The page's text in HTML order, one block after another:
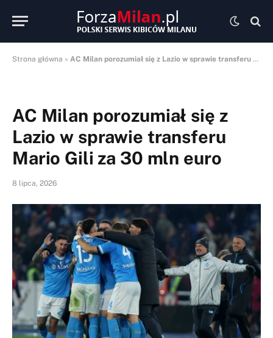
Strona główna » AC Milan porozumiał się z Lazio w sprawie transferu Mario Gili za 30 mln euro
AC Milan porozumiał się z
Lazio w sprawie transferu
Mario Gili za 30 mln euro
8 lipca, 2026